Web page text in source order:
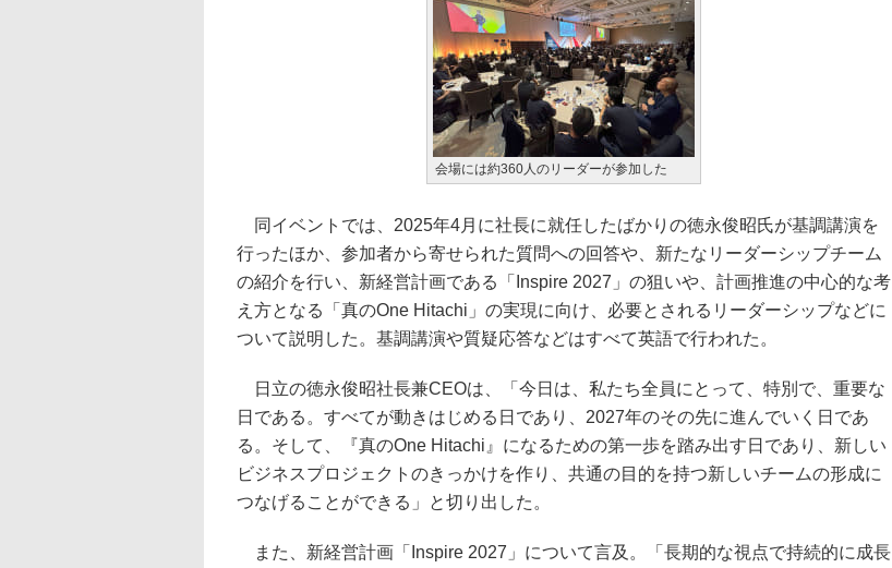
会場には約360人のリーダーが参加した
同イベントでは、2025年4月に社長に就任したばかりの徳永俊昭氏が基調講演を
行ったほか、参加者から寄せられた質問への回答や、新たなリーダーシップチーム
の紹介を行い、新経営計画である「Inspire 2027」の狙いや、計画推進の中心的な考
え方となる「真のOne Hitachi」の実現に向け、必要とされるリーダーシップなどに
ついて説明した。基調講演や質疑応答などはすべて英語で行われた。
日立の徳永俊昭社長兼CEOは、「今日は、私たち全員にとって、特別で、重要な
日である。すべてが動きはじめる日であり、2027年のその先に進んでいく日であ
る。そして、『真のOne Hitachi』になるための第一歩を踏み出す日であり、新しい
ビジネスプロジェクトのきっかけを作り、共通の目的を持つ新しいチームの形成に
つなげることができる」と切り出した。
また、新経営計画「Inspire 2027」について言及。「長期的な視点で持続的に成長